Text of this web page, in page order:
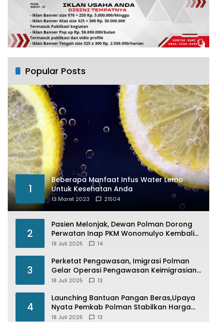
Popular Posts
1
Beberapa Manfaat Infus Water Lemo
Untuk Kesehatan Anda
13 Maret 2023 21504
2
Pasien Melonjak, Dewan Polman Dorong
Perwatan Inap PKM Wonomulyo Kembali
di Fungsikan
19 Juli 2025 14
3
Perketat Pengawasan, Imigrasi Polman
Gelar Operasi Pengawasan Keimigrasian
“Wirawaspada” Serentak disemua Daerah
18 Juli 2025 13
4
Launching Bantuan Pangan Beras,Upaya
Nyata Pemkab Polman Stabilkan Harga
Beras
18 Juli 2025 13